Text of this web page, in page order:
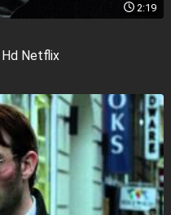
2:19
Hd Netflix